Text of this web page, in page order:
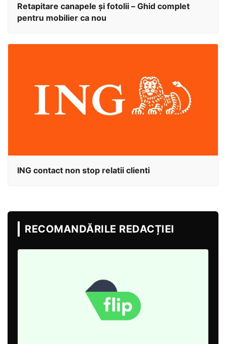
Retapitare canapele și fotolii – Ghid complet
pentru mobilier ca nou
ING contact non stop relatii clienti
RECOMANDĂRILE REDACȚIEI